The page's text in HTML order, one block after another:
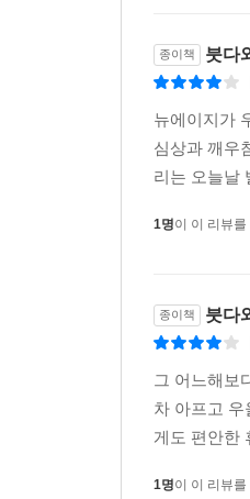
이처럼 《붓다
방법에 대해서
초보들에게 길잡
종이책 붓다
뉴에이지가
심상과 깨우
리는 오늘날
1명이 이 리뷰
종이책 붓다
그 어느해보
차 아프고
게도 편안한
1명이 이 리뷰